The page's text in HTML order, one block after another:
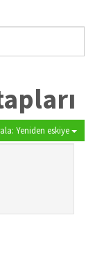
Yeniden eskiye